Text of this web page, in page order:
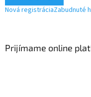
Nová registráciaZabudnuté
Prijímame online